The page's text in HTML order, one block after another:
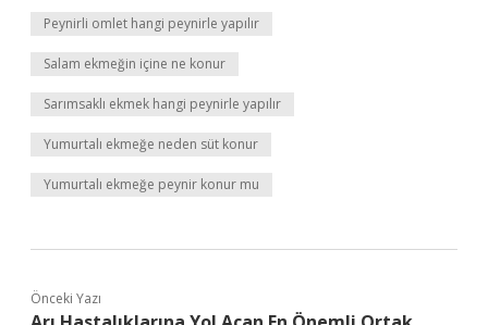
Peynirli omlet hangi peynirle yapılır
Salam ekmeğin içine ne konur
Sarımsaklı ekmek hangi peynirle yapılır
Yumurtalı ekmeğe neden süt konur
Yumurtalı ekmeğe peynir konur mu
Önceki Yazı